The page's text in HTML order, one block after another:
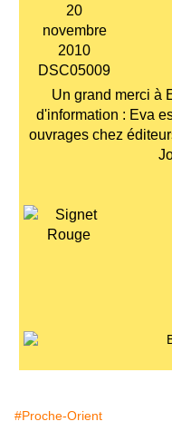
Un grand merci à
d'information : Eva
ouvrages chez
#Proche-Orient